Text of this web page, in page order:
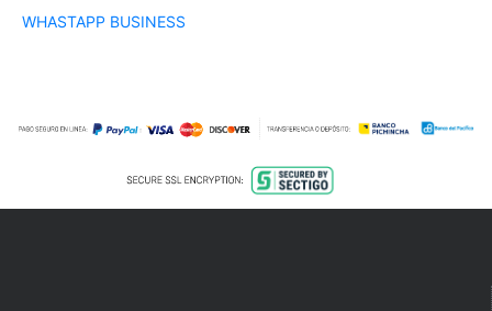
WHASTAPP BUSINESS